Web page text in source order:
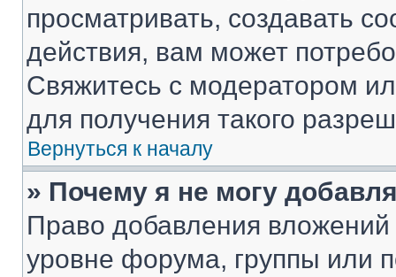
просматривать, создавать
действия, вам может
Свяжитесь с модератором
для получения такого
Вернуться к началу
» Почему я не могу
Право добавления
уровне форума, группы или